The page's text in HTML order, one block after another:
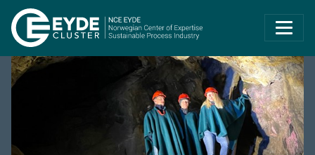
Eyde-Cluster |